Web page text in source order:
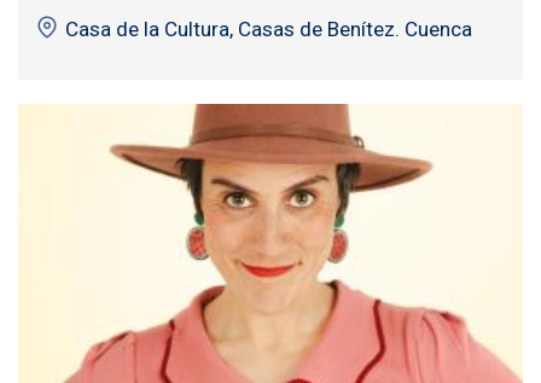
Casa de la Cultura, Casas de Benítez. Cuenca